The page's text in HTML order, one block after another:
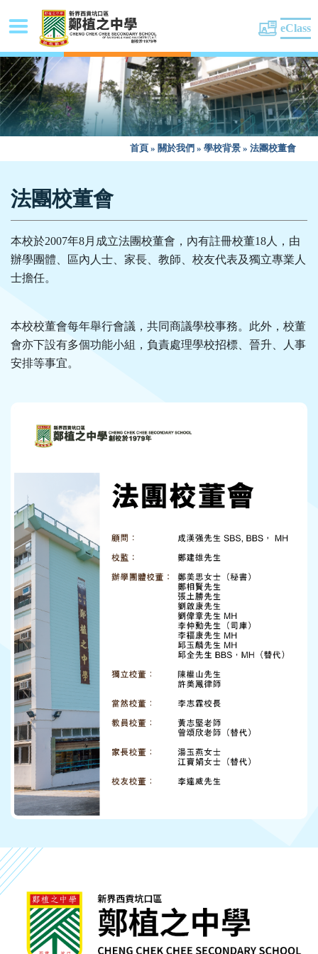
eClass
首頁 » 關於我們 » 學校背景 » 法團校董會
法團校董會
本校於2007年8月成立法團校董會，內有註冊校董18人，由
辦學團體、區內人士、家長、教師、校友代表及獨立專業人
士擔任。
本校校董會每年舉行會議，共同商議學校事務。此外，校董
會亦下設有多個功能小組，負責處理學校招標、晉升、人事
安排等事宜。